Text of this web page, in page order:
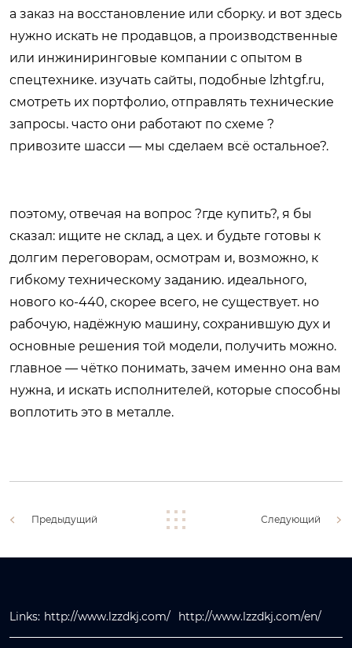
а заказ на восстановление или сборку. и вот здесь
нужно искать не продавцов, а производственные
или инжиниринговые компании с опытом в
спецтехнике. изучать сайты, подобные lzhtgf.ru,
смотреть их портфолио, отправлять технические
запросы. часто они работают по схеме ?
привозите шасси — мы сделаем всё остальное?.
поэтому, отвечая на вопрос ?где купить?, я бы
сказал: ищите не склад, а цех. и будьте готовы к
долгим переговорам, осмотрам и, возможно, к
гибкому техническому заданию. идеального,
нового ко-440, скорее всего, не существует. но
рабочую, надёжную машину, сохранившую дух и
основные решения той модели, получить можно.
главное — чётко понимать, зачем именно она вам
нужна, и искать исполнителей, которые способны
воплотить это в металле.
Предыдущий Следующий
Links: http://www.lzzdkj.com/ http://www.lzzdkj.com/en/